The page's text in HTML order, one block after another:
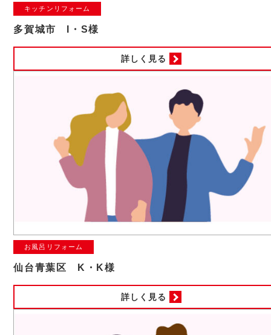
キッチンリフォーム
多賀城市 I・S様
詳しく見る
お風呂リフォーム
仙台青葉区 K・K様
詳しく見る